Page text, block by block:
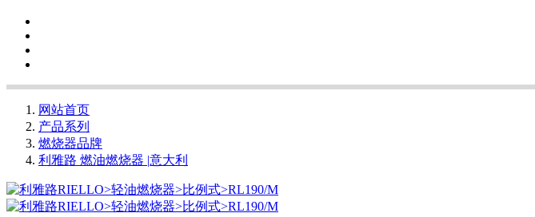
网站首页
产品系列
燃烧器品牌
利雅路 燃油燃烧器 |意大利